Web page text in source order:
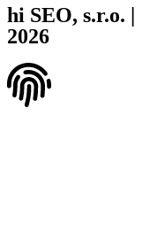
hi SEO, s.r.o. |
2026